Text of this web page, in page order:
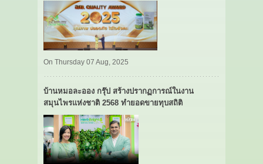
On Thursday 07 Aug, 2025
บ้านหมอละออง กรุ๊ป สร้างปรากฏการณ์ในงาน
สมุนไพรแห่งชาติ 2568 ทำยอดขายทุบสถิติ